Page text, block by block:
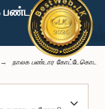
பண்டார
நாலக பண்டார கோட்டேகொட